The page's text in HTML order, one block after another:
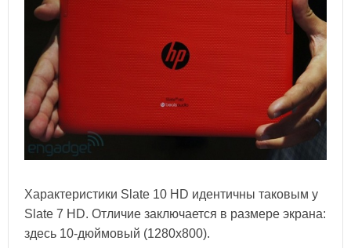
Характеристики Slate 10 HD идентичны таковым у
Slate 7 HD. Отличие заключается в размере экрана:
здесь 10-дюймовый (1280x800).